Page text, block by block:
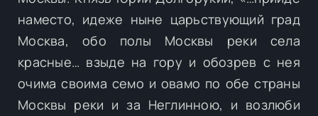
наместо, идеже ныне царьствующий град
Москва, обо полы Москвы реки села
красные… взыде на гору и обозрев с нея
очима своима семо и овамо по обе страны
Москвы реки и за Неглинною, и возлюби